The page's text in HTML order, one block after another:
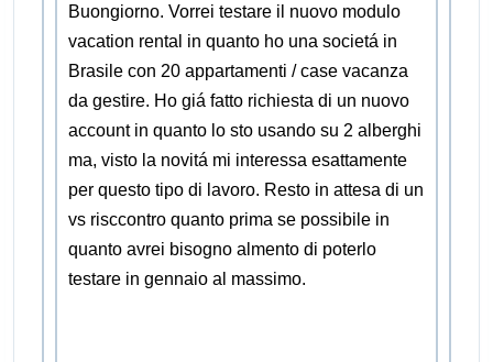
Buongiorno. Vorrei testare il nuovo modulo
vacation rental in quanto ho una societá in
Brasile con 20 appartamenti / case vacanza
da gestire. Ho giá fatto richiesta di un nuovo
account in quanto lo sto usando su 2 alberghi
ma, visto la novitá mi interessa esattamente
per questo tipo di lavoro. Resto in attesa di un
vs risccontro quanto prima se possibile in
quanto avrei bisogno almento di poterlo
testare in gennaio al massimo.